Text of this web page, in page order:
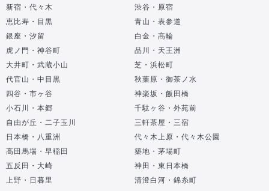
新宿・代々木
渋谷・原宿
恵比寿・目黒
青山・表参道
銀座・汐留
白金・高輪
虎ノ門・神谷町
品川・天王洲
大井町・武蔵小山
芝・浜松町
代官山・中目黒
秋葉原・御茶ノ水
四谷・市ヶ谷
神楽坂・飯田橋
小石川・本郷
千駄ヶ谷・外苑前
自由が丘・二子玉川
三軒茶屋・三宿
日本橋・八重洲
代々木上原・代々木公園
高田馬場・早稲田
築地・茅場町
五反田・大崎
神田・東日本橋
上野・日暮里
清澄白河・錦糸町